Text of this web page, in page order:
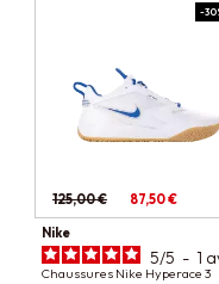
125,00 € 87,50 €
-
Nike
5/5 - 1
Chaussures Nike Hyperace 3